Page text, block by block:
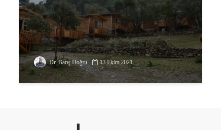
Dr. Barış Doğru 13 Ekim 2021